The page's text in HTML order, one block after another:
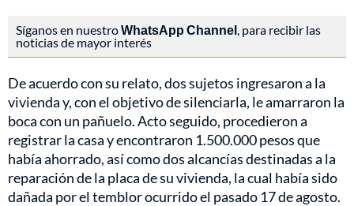
Síganos en nuestroWhatsApp Channel , para recibir las
noticias de mayor interés
De acuerdo con su relato, dos sujetos ingresaron a la
vivienda y, con el objetivo de silenciarla, le amarraron la
boca con un pañuelo. Acto seguido, procedieron a
registrar la casa y encontraron 1.500.000 pesos que
había ahorrado, así como dos alcancías destinadas a la
reparación de la placa de su vivienda, la cual había sido
dañada por el temblor ocurrido el pasado 17 de agosto.